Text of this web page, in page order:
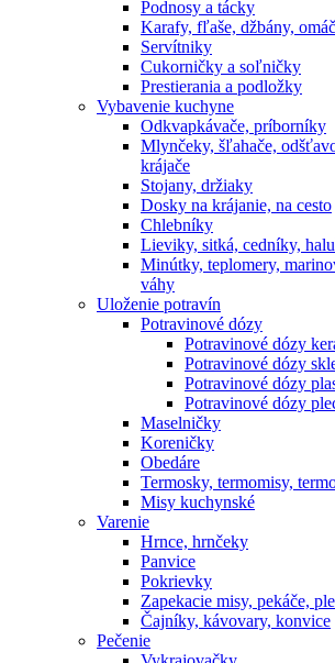
Podnosy a tácky
Karafy, fľaše, džbány,
Servítniky
Cukorničky a soľničky
Prestierania a podložky
Vybavenie kuchyne
Odkvapkávače, príborníky
Mlynčeky, šľahače,
krájače
Stojany, držiaky
Dosky na krájanie, na cesto
Chlebníky
Lieviky, sitká, cedníky,
Minútky, teplomery,
váhy
Uloženie potravín
Potravinové dózy
Potravinové dózy
Potravinové dózy
Potravinové dózy
Potravinové dózy
Maselničky
Koreničky
Obedáre
Termosky, termomisy,
Misy kuchynské
Varenie
Hrnce, hrnčeky
Panvice
Pokrievky
Zapekacie misy, pekáče,
Čajníky, kávovary, konvice
Pečenie